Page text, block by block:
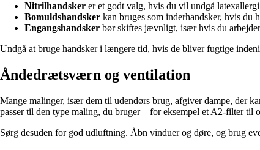
Nitrilhandsker er et godt valg, hvis du vil undgå
Bomuldshandsker kan bruges som inderhandsker, hvis du
Engangshandsker bør skiftes jævnligt, især hvis du
Undgå at bruge handsker i længere tid, hvis de bliver fugtige
Åndedrætsværn og ventilation
Mange malinger, især dem til udendørs brug, afgiver dampe, der
passer til den type maling, du bruger – for eksempel et A2-filter til
Sørg desuden for god udluftning. Åbn vinduer og døre, og brug